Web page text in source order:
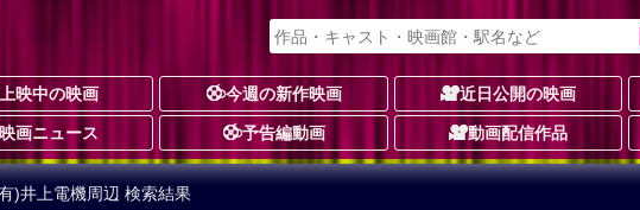
映中の映画 今週の新作映画 近日公開の映画
映画ニュース 予告編動画 動画配信作品
)井上電機周辺 検索結果